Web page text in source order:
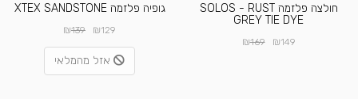
חולצה פלזמה SOLOS - RUST
GREY TIE DYE
₪149
₪169
גופיה פלזמה XTEX SANDSTONE
₪129
₪139
אזל מהמלאי